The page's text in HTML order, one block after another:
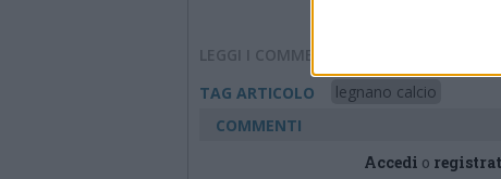
LEGGI I COMMENTI
TAG ARTICOLO
legnano calcio
COMMENTI
Accedi o